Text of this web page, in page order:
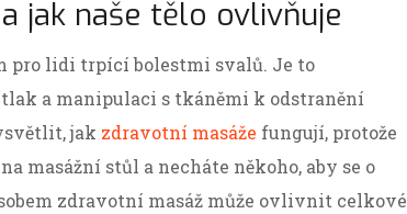
jak naše tělo ovlivňuje
pro lidi trpící bolestmi svalů. Je to
a manipulaci s tkáněmi k odstranění
jak zdravotní masáže fungují, protože
masážní stůl a necháte někoho, aby se o
zdravotní masáž může ovlivnit celkové